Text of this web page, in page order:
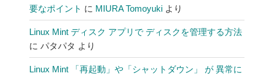
要なポイント に MIURA Tomoyuki より
Linux Mint ディスク アプリで ディスクを管理する方法
に パタパタ より
Linux Mint 「再起動」や「シャットダウン」 が 異常に